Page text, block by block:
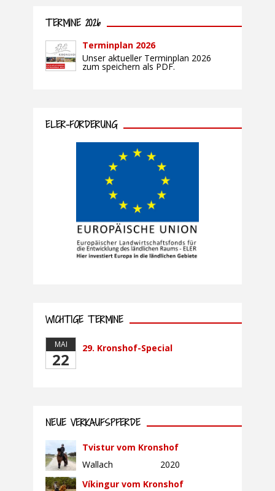
TERMINE 2026
Terminplan 2026
Unser aktueller Terminplan 2026
zum speichern als PDF.
ELER-FÖRDERUNG
WICHTIGE TERMINE
MAI
22
29. Kronshof-Special
NEUE VERKAUFSPFERDE
Tvistur vom Kronshof
Wallach
2020
Víkingur vom Kronshof